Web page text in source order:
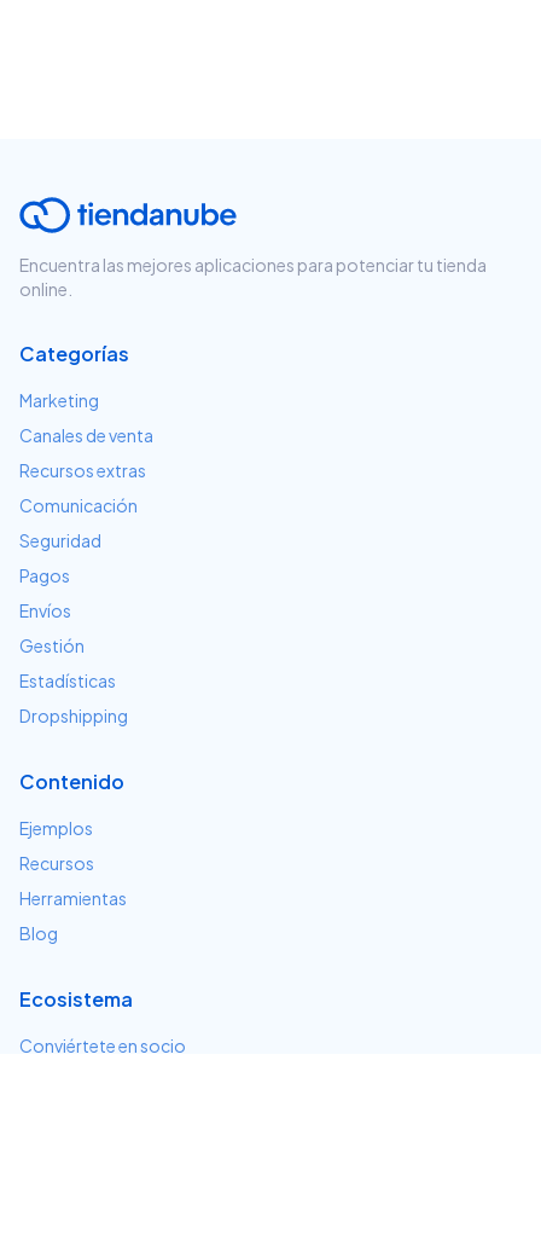
Encuentra las mejores aplicaciones para potenciar tu tienda
online.
Categorías
Marketing
Canales de venta
Recursos extras
Comunicación
Seguridad
Pagos
Envíos
Gestión
Estadísticas
Dropshipping
Contenido
Ejemplos
Recursos
Herramientas
Blog
Ecosistema
Conviértete en socio